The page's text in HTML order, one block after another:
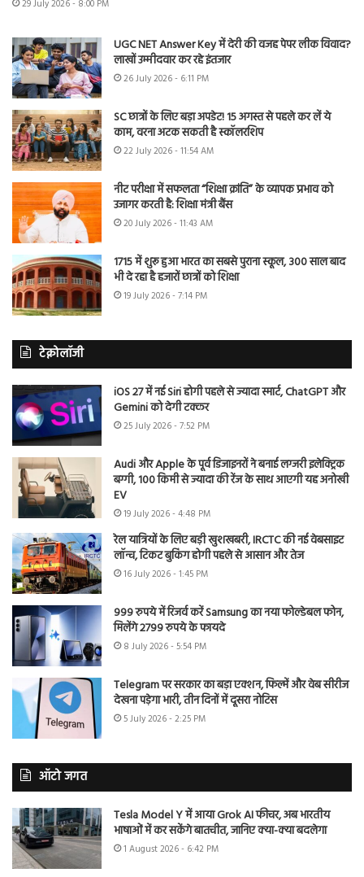
29 July 2026 - 8:00 PM
UGC NET Answer Key में देरी की वजह पेपर लीक विवाद?
लाखों उम्मीदवार कर रहे इंतजार
26 July 2026 - 6:11 PM
SC छात्रों के लिए बड़ा अपडेट! 15 अगस्त से पहले कर लें ये
काम, वरना अटक सकती है स्कॉलरशिप
22 July 2026 - 11:54 AM
नीट परीक्षा में सफलता “शिक्षा क्रांति” के व्यापक प्रभाव को
उजागर करती है: शिक्षा मंत्री बैंस
20 July 2026 - 11:43 AM
1715 में शुरू हुआ भारत का सबसे पुराना स्कूल, 300 साल बाद
भी दे रहा है हजारों छात्रों को शिक्षा
19 July 2026 - 7:14 PM
टेक्नोलॉजी
iOS 27 में नई Siri होगी पहले से ज्यादा स्मार्ट, ChatGPT और
Gemini को देगी टक्कर
25 July 2026 - 7:52 PM
Audi और Apple के पूर्व डिजाइनरों ने बनाई लग्जरी इलेक्ट्रिक
बग्गी, 100 किमी से ज्यादा की रेंज के साथ आएगी यह अनोखी
EV
19 July 2026 - 4:48 PM
रेल यात्रियों के लिए बड़ी खुशखबरी, IRCTC की नई वेबसाइट
लॉन्च, टिकट बुकिंग होगी पहले से आसान और तेज
16 July 2026 - 1:45 PM
999 रुपये में रिजर्व करें Samsung का नया फोल्डेबल फोन,
मिलेंगे 2799 रुपये के फायदे
8 July 2026 - 5:54 PM
Telegram पर सरकार का बड़ा एक्शन, फिल्में और वेब सीरीज
देखना पड़ेगा भारी, तीन दिनों में दूसरा नोटिस
5 July 2026 - 2:25 PM
ऑटो जगत
Tesla Model Y में आया Grok AI फीचर, अब भारतीय
भाषाओं में कर सकेंगे बातचीत, जानिए क्या-क्या बदलेगा
1 August 2026 - 6:42 PM